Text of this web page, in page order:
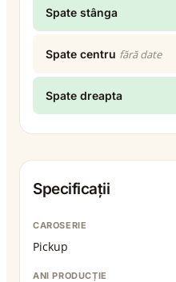
Spate stânga
Spate centru fără date
Spate dreapta
Specificații
CAROSERIE
Pickup
ANI PRODUCȚIE